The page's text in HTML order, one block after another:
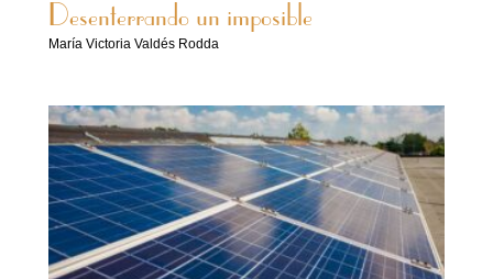
Desenterrando un imposible
María Victoria Valdés Rodda